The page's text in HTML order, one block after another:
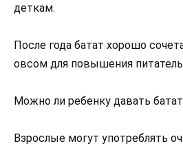
деткам.
После года батат хорошо
овсом для повышения
Можно ли ребенку давать
Взрослые могут употреблять